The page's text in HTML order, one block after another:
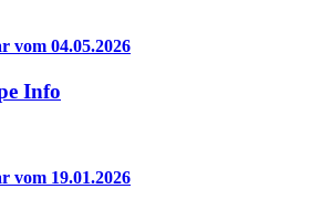
vom 04.05.2026
Info
vom 19.01.2026